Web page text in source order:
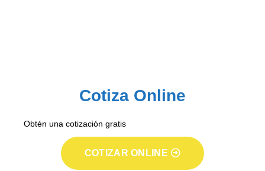
Cotiza Online
Obtén una cotización gratis
COTIZAR ONLINE